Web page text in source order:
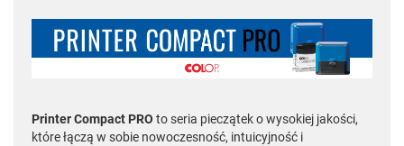
Printer Compact PRO to seria pieczątek o wysokiej jakości,
które łączą w sobie nowoczesność, intuicyjność i